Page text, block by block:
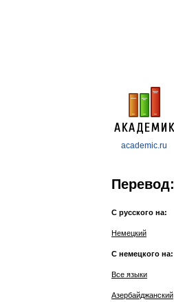
academic.ru
Перевод:
С русского на:
Немецкий
С немецкого на:
Все языки
Азербайджанский